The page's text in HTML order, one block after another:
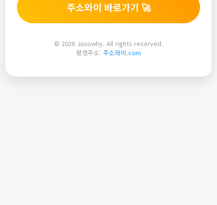
주소와이 바로가기 🚀
© 2026 Jusowhy. All rights reserved.
평생주소: 주소와이.com